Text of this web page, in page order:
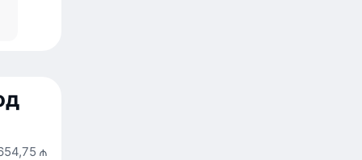
₼